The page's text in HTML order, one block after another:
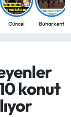
Güncel Buharkent
konut